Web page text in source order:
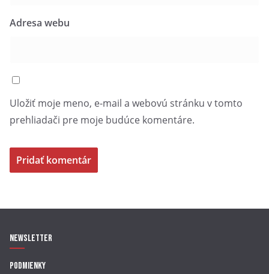
Adresa webu
Uložiť moje meno, e-mail a webovú stránku v tomto
prehliadači pre moje budúce komentáre.
Newsletter
Podmienky